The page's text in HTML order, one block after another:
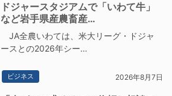
ドジャースタジアムで「いわて牛」
など岩手県産農畜産…
JA全農いわては、米大リーグ・ドジャ
ースとの2026年シー…
ビジネス 2026年8月7日